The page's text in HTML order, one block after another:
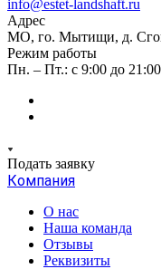
info@estet-landshaft.ru
Адрес
МО, го. Мытищи, д.
Режим работы
Пн. – Пт.: с 9:00 до 21:00
Подать заявку
Компания
О нас
Наша команда
Отзывы
Реквизиты